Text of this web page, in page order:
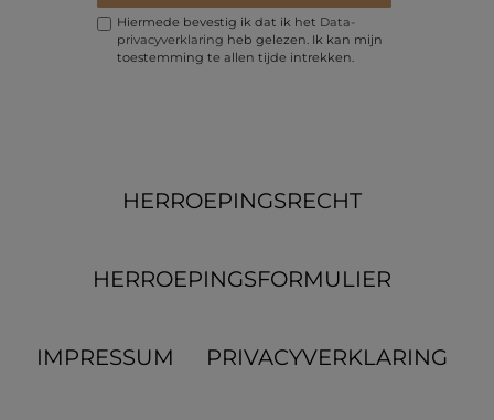
Hiermede bevestig ik dat ik het Data­
privacy­verklaring heb gelezen. Ik kan mijn
toestemming te allen tijde intrekken.
HERROEPINGS­RECHT
HERROEPINGS­FORMULIER
IMPRESSUM PRIVACYVERKLARING